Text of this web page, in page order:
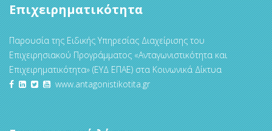
Επιχειρηματικότητα
Παρουσία της Ειδικής Υπηρεσίας Διαχείρισης του
Επιχειρησιακού Προγράμματος «Ανταγωνιστικότητα και
Επιχειρηματικότητα» (ΕΥΔ ΕΠΑΕ) στα Κοινωνικά Δίκτυα
www.antagonistikotita.gr